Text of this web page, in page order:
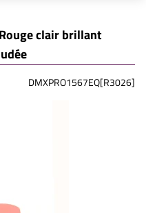
clair brillant
DMXPRO1567EQ[R3026]